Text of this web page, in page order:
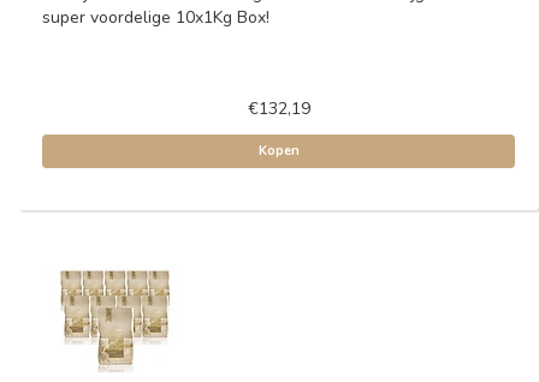
super voordelige 10x1Kg Box!
€132,19
Kopen